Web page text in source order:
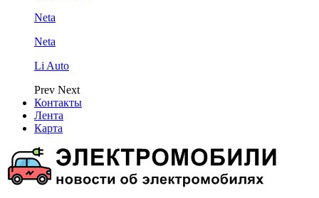
Neta
Neta
Li Auto
Prev Next
Контакты
Лента
Карта